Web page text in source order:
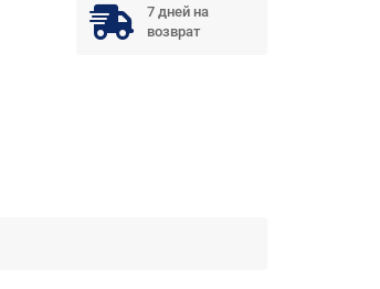
7 дней на
возврат